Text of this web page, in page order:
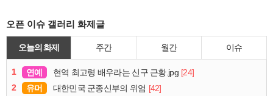
오픈 이슈 갤러리 화제글
오늘의 화제 주간 월간 이슈
1 연예 현역 최고령 배우라는 신구 근황.jpg [24]
2
유머 대한민국 군종신부의 위엄 [42]